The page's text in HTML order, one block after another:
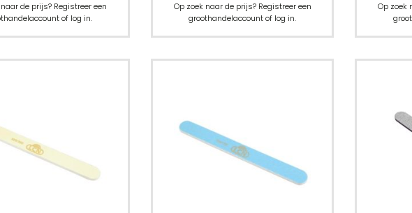
de prijs? Registreer een
of log in.
Op zoek naar de prijs? Registreer een
groothandelaccount of log in.
Op zoek